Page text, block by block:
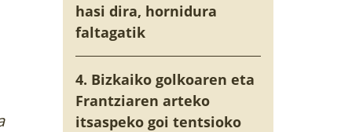
hasi dira, hornidura
faltagatik
4. Bizkaiko golkoaren eta
Frantziaren arteko
itsaspeko goi tentsioko